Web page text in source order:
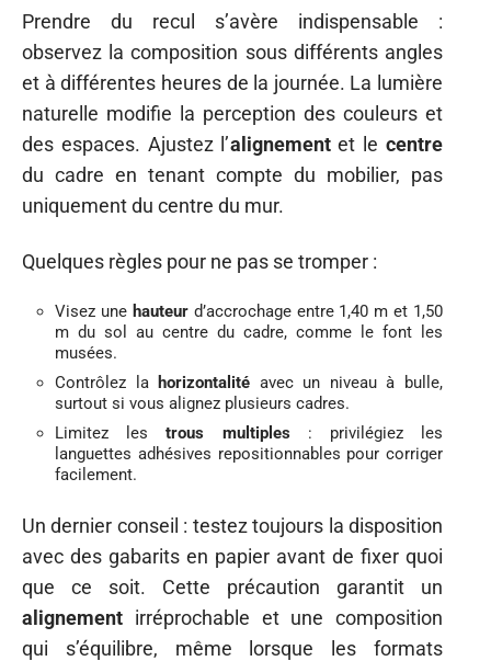
Prendre du recul s’avère indispensable :
observez la composition sous différents angles
et à différentes heures de la journée. La lumière
naturelle modifie la perception des couleurs et
des espaces. Ajustez l’alignementet le centre
du cadre en tenant compte du mobilier, pas
uniquement du centre du mur.
Quelques règles pour ne pas se tromper :
Visez une hauteurd’accrochage entre 1,40 m et 1,50
m du sol au centre du cadre, comme le font les
musées.
Contrôlez la horizontalité avec un niveau à bulle,
surtout si vous alignez plusieurs cadres.
Limitez lestrous multiples : privilégiez les
languettes adhésives repositionnables pour corriger
facilement.
Un dernier conseil : testez toujours la disposition
avec des gabarits en papier avant de fixer quoi
que ce soit. Cette précaution garantit un
alignement irréprochable et une composition
qui s’équilibre, même lorsque les formats